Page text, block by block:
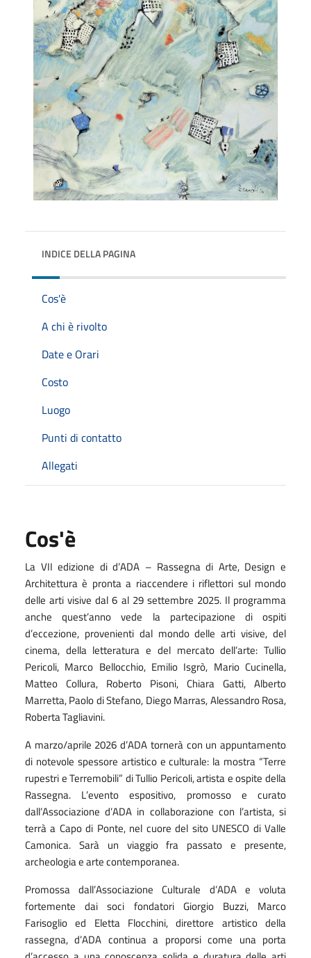
INDICE DELLA PAGINA
Cos'è
A chi è rivolto
Date e Orari
Costo
Luogo
Punti di contatto
Allegati
Cos'è
La VII edizione di d’ADA – Rassegna di Arte, Design e
Architettura è pronta a riaccendere i riflettori sul mondo
delle arti visive dal 6 al 29 settembre 2025. Il programma
anche quest’anno vede la partecipazione di ospiti
d’eccezione, provenienti dal mondo delle arti visive, del
cinema, della letteratura e del mercato dell’arte: Tullio
Pericoli, Marco Bellocchio, Emilio Isgrò, Mario Cucinella,
Matteo Collura, Roberto Pisoni, Chiara Gatti, Alberto
Marretta, Paolo di Stefano, Diego Marras, Alessandro Rosa,
Roberta Tagliavini.
A marzo/aprile 2026 d’ADA tornerà con un appuntamento
di notevole spessore artistico e culturale: la mostra “Terre
rupestri e Terremobili” di Tullio Pericoli, artista e ospite della
Rassegna. L’evento espositivo, promosso e curato
dall’Associazione d’ADA in collaborazione con l’artista, si
terrà a Capo di Ponte, nel cuore del sito UNESCO di Valle
Camonica. Sarà un viaggio fra passato e presente,
archeologia e arte contemporanea.
Promossa dall’Associazione Culturale d’ADA e voluta
fortemente dai soci fondatori Giorgio Buzzi, Marco
Farisoglio ed Eletta Flocchini, direttore artistico della
rassegna, d’ADA continua a proporsi come una porta